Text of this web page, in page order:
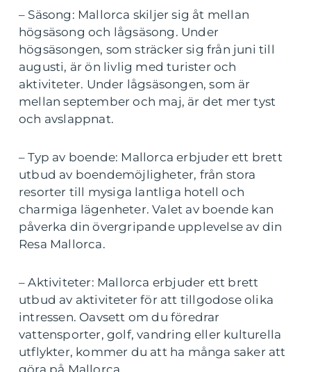
– Säsong: Mallorca skiljer sig åt mellan
högsäsong och lågsäsong. Under
högsäsongen, som sträcker sig från juni till
augusti, är ön livlig med turister och
aktiviteter. Under lågsäsongen, som är
mellan september och maj, är det mer tyst
och avslappnat.
– Typ av boende: Mallorca erbjuder ett brett
utbud av boendemöjligheter, från stora
resorter till mysiga lantliga hotell och
charmiga lägenheter. Valet av boende kan
påverka din övergripande upplevelse av din
Resa Mallorca.
– Aktiviteter: Mallorca erbjuder ett brett
utbud av aktiviteter för att tillgodose olika
intressen. Oavsett om du föredrar
vattensporter, golf, vandring eller kulturella
utflykter, kommer du att ha många saker att
göra på Mallorca.